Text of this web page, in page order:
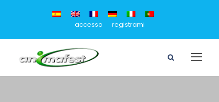
accesso registrami